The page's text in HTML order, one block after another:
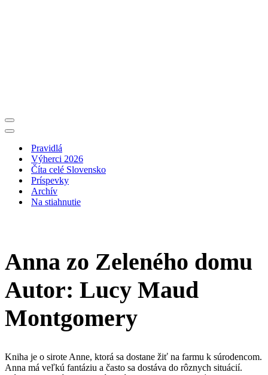
Menu
navigácie
Menu
navigáciePravidlá
Výherci 2026
Číta celé Slovensko
Príspevky
Archív
Na stiahnutie
Anna zo Zeleného domu
Autor: Lucy Maud
Montgomery
Kniha je o sirote Anne, ktorá sa dostane žiť na farmu k súrodencom.
Anna má veľkú fantáziu a často sa dostáva do rôznych situácií.